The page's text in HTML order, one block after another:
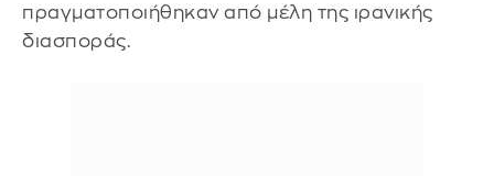
πραγματοποιήθηκαν από μέλη της ιρανικής
διασποράς.